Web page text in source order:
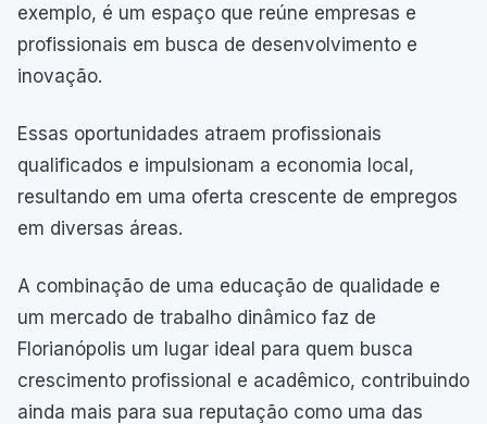
exemplo, é um espaço que reúne empresas e
profissionais em busca de desenvolvimento e
inovação.
Essas oportunidades atraem profissionais
qualificados e impulsionam a economia local,
resultando em uma oferta crescente de empregos
em diversas áreas.
A combinação de uma educação de qualidade e
um mercado de trabalho dinâmico faz de
Florianópolis um lugar ideal para quem busca
crescimento profissional e acadêmico, contribuindo
ainda mais para sua reputação como uma das